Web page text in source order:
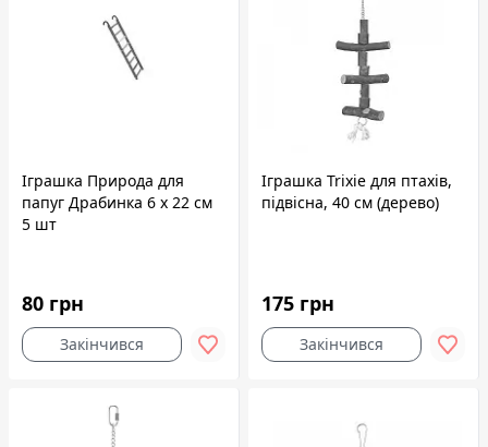
Іграшка Природа для
папуг Драбинка 6 х 22 см
5 шт
80 грн
Закінчився
Іграшка Trixie для птахів,
підвісна, 40 см (дерево)
175 грн
Закінчився